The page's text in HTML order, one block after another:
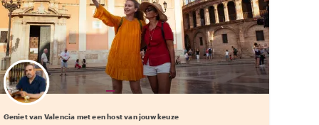
Kies jouw favoriete local
Geniet van Valencia met een host van jouw keuze